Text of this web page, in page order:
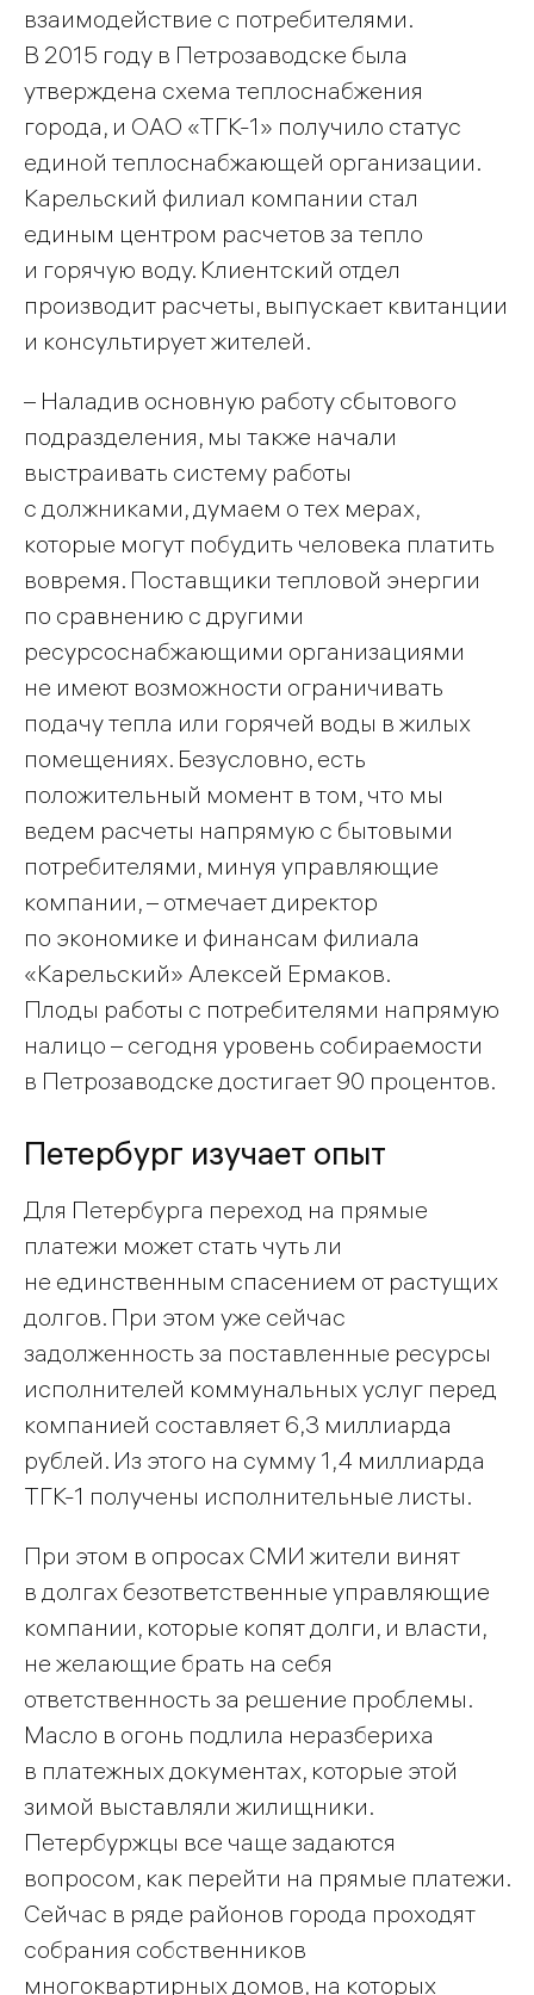
взаимодействие с потребителями.
В 2015 году в Петрозаводске была
утверждена схема теплоснабжения
города, и ОАО «ТГК-1» получило статус
единой теплоснабжающей организации.
Карельский филиал компании стал
единым центром расчетов за тепло
и горячую воду. Клиентский отдел
производит расчеты, выпускает квитанции
и консультирует жителей.
– Наладив основную работу сбытового
подразделения, мы также начали
выстраивать систему работы
с должниками, думаем о тех мерах,
которые могут побудить человека платить
вовремя. Поставщики тепловой энергии
по сравнению с другими
ресурсоснабжающими организациями
не имеют возможности ограничивать
подачу тепла или горячей воды в жилых
помещениях. Безусловно, есть
положительный момент в том, что мы
ведем расчеты напрямую с бытовыми
потребителями, минуя управляющие
компании, – отмечает директор
по экономике и финансам филиала
«Карельский» Алексей Ермаков.
Плоды работы с потребителями напрямую
налицо – сегодня уровень собираемости
в Петрозаводске достигает 90 процентов.
Петербург изучает опыт
Для Петербурга переход на прямые
платежи может стать чуть ли
не единственным спасением от растущих
долгов. При этом уже сейчас
задолженность за поставленные ресурсы
исполнителей коммунальных услуг перед
компанией составляет 6,3 миллиарда
рублей. Из этого на сумму 1,4 миллиарда
ТГК-1 получены исполнительные листы.
При этом в опросах СМИ жители винят
в долгах безответственные управляющие
компании, которые копят долги, и власти,
не желающие брать на себя
ответственность за решение проблемы.
Масло в огонь подлила неразбериха
в платежных документах, которые этой
зимой выставляли жилищники.
Петербуржцы все чаще задаются
вопросом, как перейти на прямые платежи.
Сейчас в ряде районов города проходят
собрания собственников
многоквартирных домов, на которых